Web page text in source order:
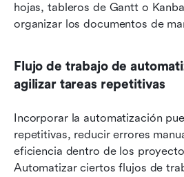
hojas, tableros de Gantt o
organizar los documentos de
Flujo de trabajo de
agilizar tareas repetitivas
Incorporar la automatización
repetitivas, reducir errores
eficiencia dentro de los
Automatizar ciertos flujos de